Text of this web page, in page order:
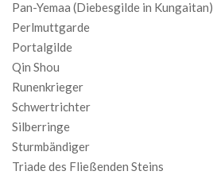
Pan-Yemaa (Diebesgilde in Kungaitan)
Perlmuttgarde
Portalgilde
Qin Shou
Runenkrieger
Schwertrichter
Silberringe
Sturmbändiger
Triade des Fließenden Steins